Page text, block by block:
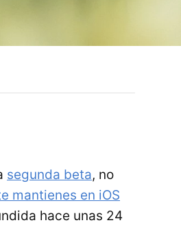
segunda beta, no
mantienes en iOS
hace unas 24